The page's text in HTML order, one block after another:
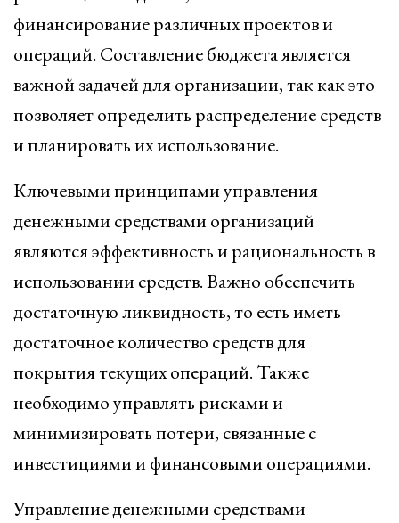
финансирование различных проектов и
операций. Составление бюджета является
важной задачей для организации, так как это
позволяет определить распределение средств
и планировать их использование.
Ключевыми принципами управления
денежными средствами организаций
являются эффективность и рациональность в
использовании средств. Важно обеспечить
достаточную ликвидность, то есть иметь
достаточное количество средств для
покрытия текущих операций. Также
необходимо управлять рисками и
минимизировать потери, связанные с
инвестициями и финансовыми операциями.
Управление денежными средствами